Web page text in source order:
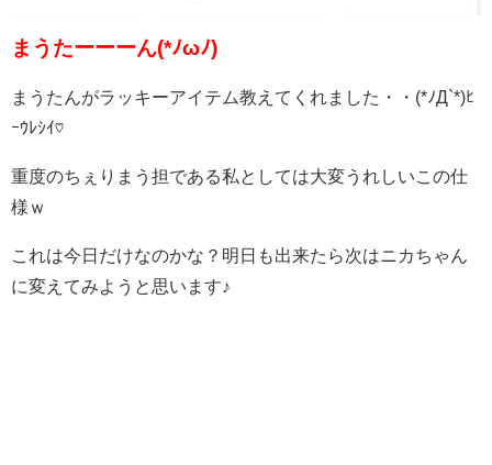
まうたーーーん(*ﾉωﾉ)
まうたんがラッキーアイテム教えてくれました・・(*ﾉД`*)ﾋ
ｰｳﾚｼｲ♡
重度のちぇりまう担である私としては大変うれしいこの仕
様ｗ
これは今日だけなのかな？明日も出来たら次はニカちゃん
に変えてみようと思います♪